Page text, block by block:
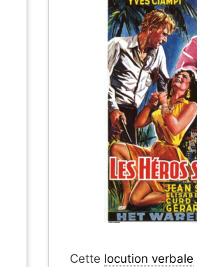
Cette locution verbale